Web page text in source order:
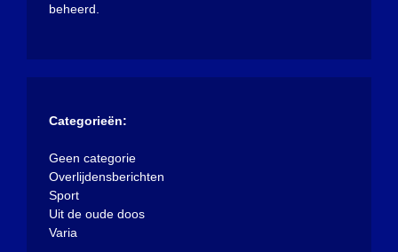
beheerd.
Categorieën:
Geen categorie
Overlijdensberichten
Sport
Uit de oude doos
Varia